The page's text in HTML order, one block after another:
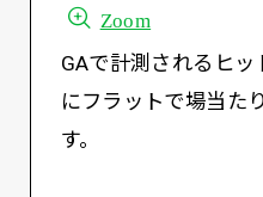
Zoom
GAで計測されるヒ
にフラットで場当た
す。